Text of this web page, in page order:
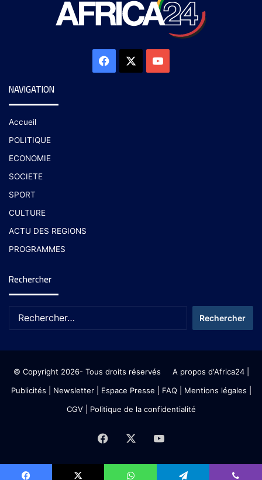
NAVIGATION
Accueil
POLITIQUE
ECONOMIE
SOCIETE
SPORT
CULTURE
ACTU DES REGIONS
PROGRAMMES
Rechercher
© Copyright 2026- Tous droits réservés A propos d'Africa24|
Publicités
Newsletter| Espace Presse | FAQ | Mentions légales
CGV| Politique de la confidentialité